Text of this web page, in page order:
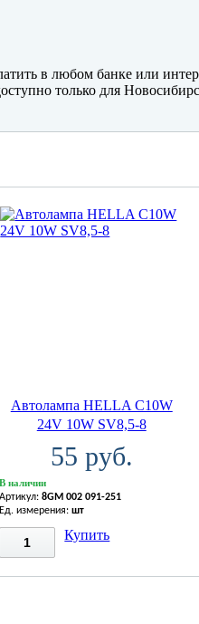
в любом банке или
только для
Автолампа HELLA C10W
24V 10W SV8,5-8
55 руб.
В наличии
Артикул:8GM 002 091-251
Ед. измерения:шт
Купить